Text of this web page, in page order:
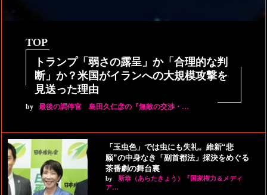
TOP
トランプ「弱さの露呈」か「合理的な判
断」か？米国がイランへの大規模攻撃を
見送った理由
by 最後の調停官 島田久仁彦の『無敵の交渉・…
「玉虫色」では虫にも失礼。維新“悲
願”の中身なき「副首都法」採決をめぐる
茶番劇の舞台裏
by
新恭（あらたきょう）『国家権力＆メディ
ア…